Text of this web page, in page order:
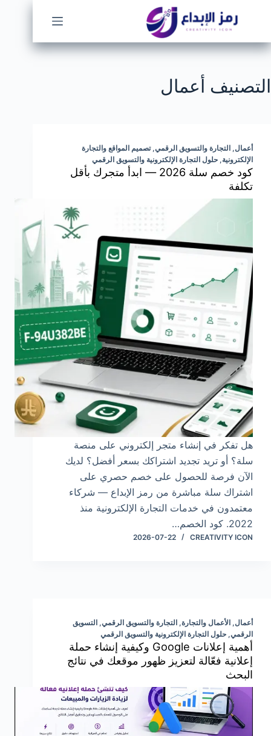
التصنيف أعمال
أعمال, التجارة والتسويق الرقمي,تصميم المواقع والتجارة
الإلكترونية, حلول التجارة الإلكترونية والتسويق الرقمي
كود خصم سلة 2026 — ابدأ متجرك بأقل
تكلفة
هل تفكر في إنشاء متجر إلكتروني على منصة
سلة؟ أو تريد تجديد اشتراكك بسعر أفضل؟ لديك
الآن فرصة للحصول على خصم حصري على
اشتراك سلة مباشرة من رمز الإبداع — شركاء
معتمدون في خدمات التجارة الإلكترونية منذ
2022. كود الخصم…
CREATIVITY ICON
2026-07-22
أعمال, الأعمال والتجارة, التجارة والتسويق الرقمي, التسويق
الرقمي, حلول التجارة الإلكترونية والتسويق الرقمي
أهمية إعلانات Google وكيفية إنشاء حملة
إعلانية فعّالة لتعزيز ظهور موقعك في نتائج
البحث